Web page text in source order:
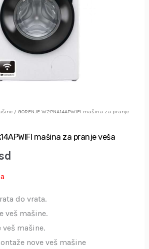
/ GORENJE W2PNA14APWIFI mašina za pranje
mašina za pranje veša
do vrata.
veš mašine.
veš mašine.
nove veš mašine